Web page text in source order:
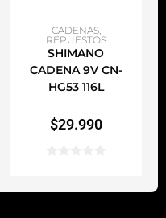
AÑADIR AL CARRITO
CADENAS,
REPUESTOS
SHIMANO
CADENA 9V CN-
HG53 116L
$29.990